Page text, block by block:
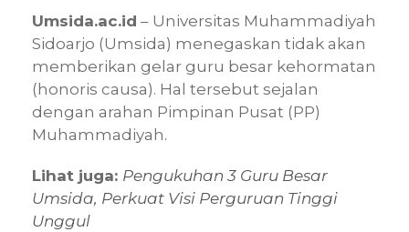
Umsida.ac.id – Universitas Muhammadiyah
Sidoarjo (Umsida) menegaskan tidak akan
memberikan gelar guru besar kehormatan
(honoris causa). Hal tersebut sejalan
dengan arahan Pimpinan Pusat (PP)
Muhammadiyah.
Lihat juga: Pengukuhan 3 Guru Besar
Umsida, Perkuat Visi Perguruan Tinggi
Unggul